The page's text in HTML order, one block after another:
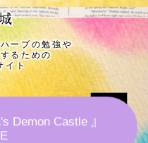
基材 プチ辞典ク
ーブの勉強や
るための
イト
Demon Castle 』